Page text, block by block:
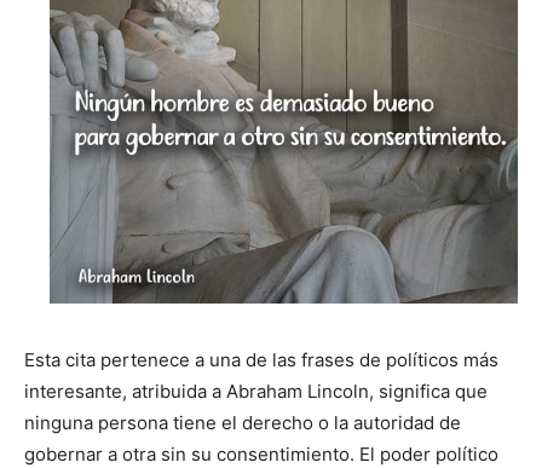
Esta cita pertenece a una de las frases de políticos más
interesante, atribuida a Abraham Lincoln, significa que
ninguna persona tiene el derecho o la autoridad de
gobernar a otra sin su consentimiento. El poder político